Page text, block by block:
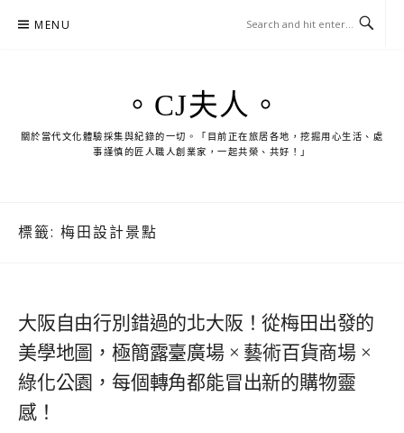
MENU
。CJ夫人。
關於當代文化體驗採集與紀錄的一切。「目前正在旅居各地，挖掘用心生活、處
事謹慎的匠人職人創業家，一起共榮、共好！」
標籤: 梅田設計景點
大阪自由行別錯過的北大阪！從梅田出發的
美學地圖，極簡露臺廣場 × 藝術百貨商場 ×
綠化公園，每個轉角都能冒出新的購物靈
感！